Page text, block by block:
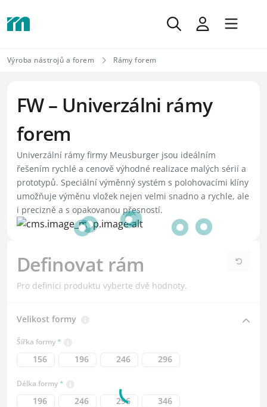
Výroba nástrojů a forem Rámy forem
FW – Univerzálni rámy
forem
Univerzální rámy firmy Meusburger jsou ideálním
řešením rychlé a cenově výhodné realizace malých sérií a
prototypů. Speciální výměnný systém s polohovacími klíny
umožňuje výměnu vložek nejen velmi snadno a rychle, ale
i precizně a s opakovanou přesností.
Definovat rám
Pro definici produktu vyberte dvě hodnoty.
Velikost formy
Šířka formy
156 196 246 296
Délka formy
196 246 296 346